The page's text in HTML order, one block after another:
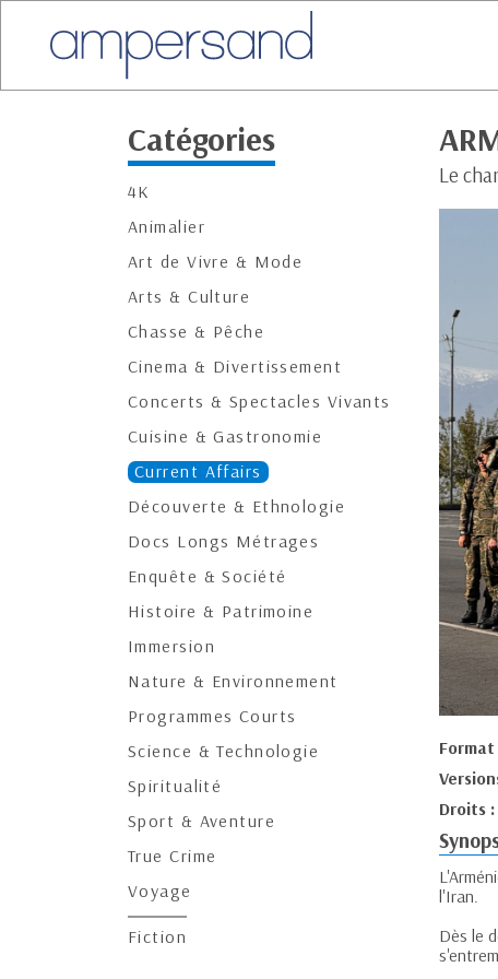
Catégories
4K
Animalier
Art de Vivre & Mode
Arts & Culture
Chasse & Pêche
Cinema & Divertissement
Concerts & Spectacles Vivants
Cuisine & Gastronomie
Current Affairs
Découverte & Ethnologie
Docs Longs Métrages
Enquête & Société
Histoire & Patrimoine
Immersion
Nature & Environnement
Programmes Courts
Science & Technologie
Spiritualité
Sport & Aventure
True Crime
Voyage
Fiction
Le
Format
Droits :
l'Iran.
Dès le